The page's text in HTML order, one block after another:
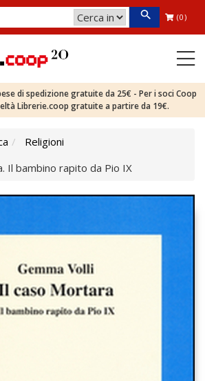
(0)
di spedizione gratuite da 25€ - Per i soci Coop
Librerie.coop gratuite a partire da 19€.
Religioni
Il bambino rapito da Pio IX